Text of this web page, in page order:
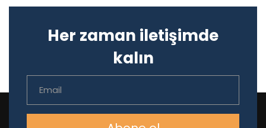
Her zaman iletişimde
kalın